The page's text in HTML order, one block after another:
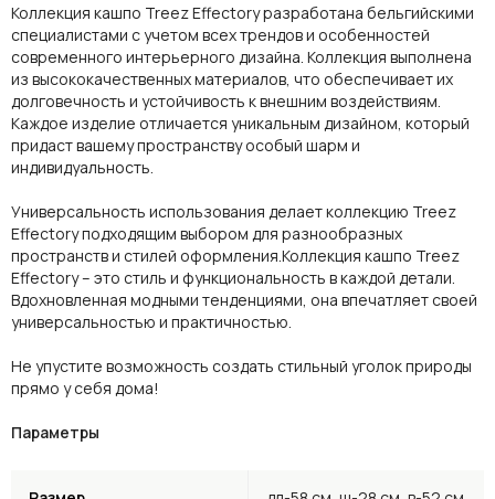
Коллекция кашпо Treez Effectory разработана бельгийскими
специалистами с учетом всех трендов и особенностей
современного интерьерного дизайна. Коллекция выполнена
из высококачественных материалов, что обеспечивает их
долговечность и устойчивость к внешним воздействиям.
Каждое изделие отличается уникальным дизайном, который
придаст вашему пространству особый шарм и
индивидуальность.
Универсальность использования делает коллекцию Treez
Effectory подходящим выбором для разнообразных
пространств и стилей оформления.Коллекция кашпо Treez
Effectory – это стиль и функциональность в каждой детали.
Вдохновленная модными тенденциями, она впечатляет своей
универсальностью и практичностью.
Не упустите возможность создать стильный уголок природы
прямо у себя дома!
Параметры